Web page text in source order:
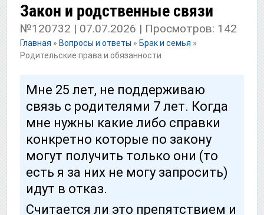
Закон и родственные связи
№120732 | 07.07.2026 | Просмотров: 142
Главная » Вопросы и ответы » Брак и семья »
Родительские права и обязанности
Мне 25 лет, не поддерживаю
связь с родителями 7 лет. Когда
мне нужны какие либо справки
конкретно которые по закону
могут получить только они (то
есть я за них не могу запросить)
идут в отказ.
Считается ли это препятствием и